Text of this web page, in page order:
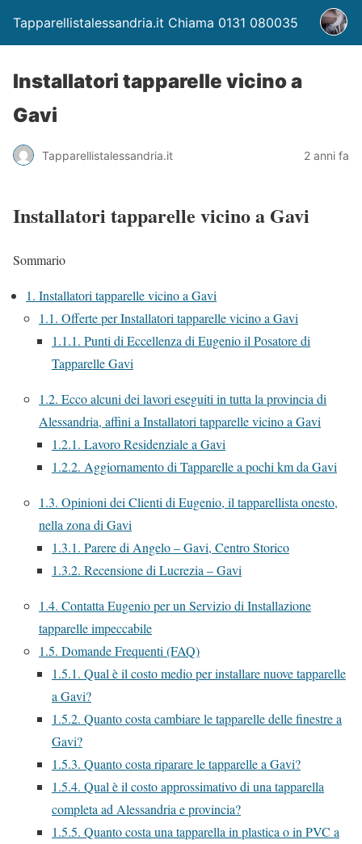
Tapparellistalessandria.it Chiama 0131 080035
Installatori tapparelle vicino a
Gavi
Tapparellistalessandria.it 2 anni fa
Installatori tapparelle vicino a Gavi
Sommario
1. Installatori tapparelle vicino a Gavi
1.1. Offerte per Installatori tapparelle vicino a Gavi
1.1.1. Punti di Eccellenza di Eugenio il Posatore di
Tapparelle Gavi
1.2. Ecco alcuni dei lavori eseguiti in tutta la provincia di
Alessandria, affini a Installatori tapparelle vicino a Gavi
1.2.1. Lavoro Residenziale a Gavi
1.2.2. Aggiornamento di Tapparelle a pochi km da Gavi
1.3. Opinioni dei Clienti di Eugenio, il tapparellista onesto,
nella zona di Gavi
1.3.1. Parere di Angelo – Gavi, Centro Storico
1.3.2. Recensione di Lucrezia – Gavi
1.4. Contatta Eugenio per un Servizio di Installazione
tapparelle impeccabile
1.5. Domande Frequenti (FAQ)
1.5.1. Qual è il costo medio per installare nuove tapparelle
a Gavi?
1.5.2. Quanto costa cambiare le tapparelle delle finestre a
Gavi?
1.5.3. Quanto costa riparare le tapparelle a Gavi?
1.5.4. Qual è il costo approssimativo di una tapparella
completa ad Alessandria e provincia?
1.5.5. Quanto costa una tapparella in plastica o in PVC a